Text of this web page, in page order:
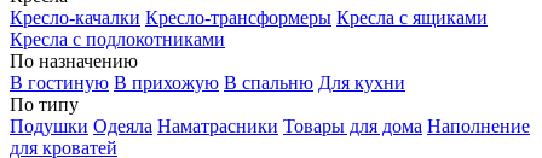
Кресло-качалки Кресло-трансформеры Кресла с ящиками
Кресла с подлокотниками
По назначению
В гостиную В прихожую В спальню Для кухни
По типу
Подушки Одеяла Наматрасники Товары для дома Наполнение
для кроватей